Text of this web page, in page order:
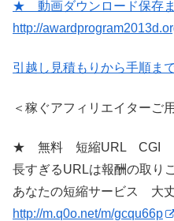
★ 動画ダウンロード保存
http://
引越し見積もりから手順ま
＜稼ぐアフィリエイターご
★ 無料 短縮URL CGI ダ
長すぎるURLは報酬の取り
あなたの短縮サービス 大
http://m.q0o.net/m/gcqu66p